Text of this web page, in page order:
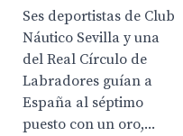
Ses deportistas de Club
Náutico Sevilla y una
del Real Círculo de
Labradores guían a
España al séptimo
puesto con un oro,...